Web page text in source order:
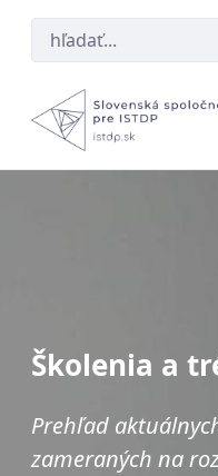
Školenia a
Prehľad
zameraných na